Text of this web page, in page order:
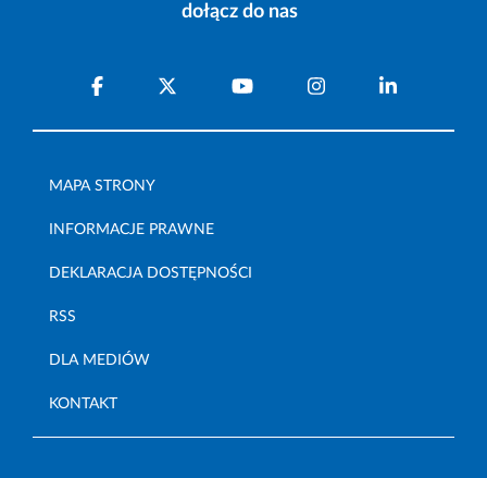
dołącz do nas
MAPA STRONY
INFORMACJE PRAWNE
DEKLARACJA DOSTĘPNOŚCI
RSS
DLA MEDIÓW
KONTAKT